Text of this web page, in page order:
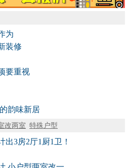
为
装修
要重视
韵味新居
改两室 特殊户型
3房2厅1厨1卫！